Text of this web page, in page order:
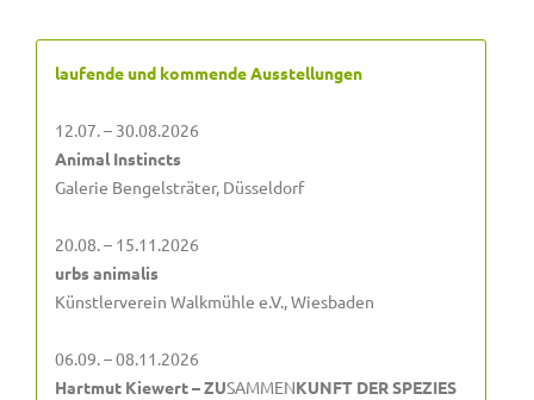
laufende und kommende Ausstellungen
12.07. – 30.08.2026
Animal Instincts
Galerie Bengelsträter, Düsseldorf
20.08. – 15.11.2026
urbs animalis
Künstlerverein Walkmühle e.V., Wiesbaden
06.09. – 08.11.2026
Hartmut Kiewert – ZUSAMMENKUNFT DER SPEZIES